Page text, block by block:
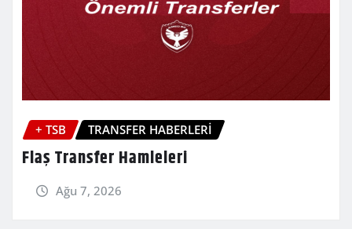
+ TSB TRANSFER HABERLERİ
Flaş Transfer Hamleleri
Ağu 7, 2026